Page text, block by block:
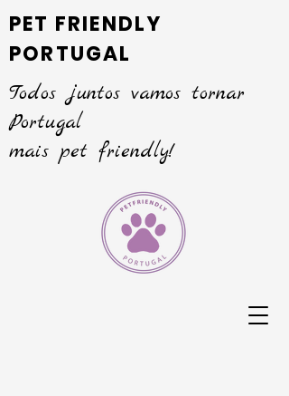
PET FRIENDLY
PORTUGAL
Todos juntos vamos tornar
Portugal
mais pet friendly!